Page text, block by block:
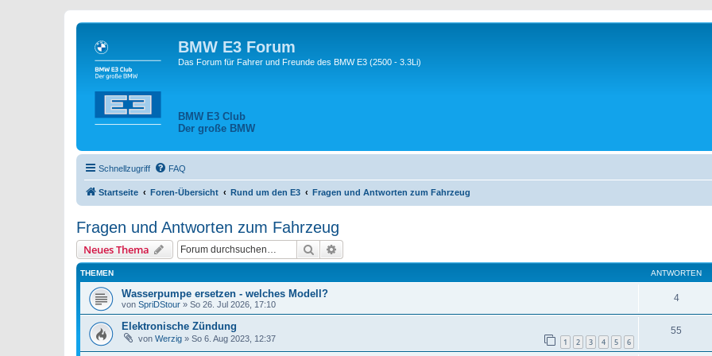
BMW E3 Forum
Das Forum für Fahrer und Freunde des BMW E3 (2500 - 3.3Li)
BMW E3 Club
Der große BMW
Schnellzugriff FAQ
Startseite Foren-Übersicht Rund um den E3 Fragen und Antworten zum Fahrzeug
Fragen und Antworten zum Fahrzeug
Neues Thema Suche
THEMEN ANTWORTEN
Wasserpumpe ersetzen - welches Modell?
von SpriDStour » So 26. Jul 2026, 17:10
4
Elektronische Zündung
von Werzig » So 6. Aug 2023, 12:37 1 2 3 4 5 6
55